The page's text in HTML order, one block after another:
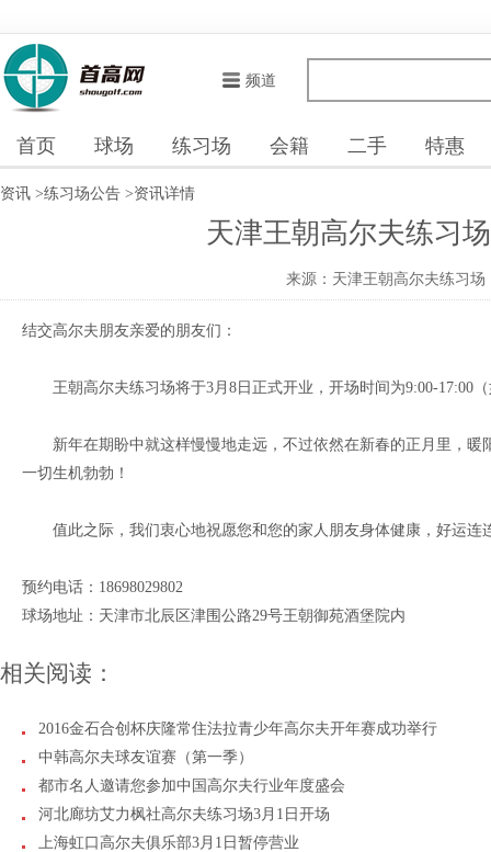
频道
首页 球场 练习场 会籍 二手 特惠
资讯 >练习场公告 >资讯详情
天津王朝高尔夫练习
来源：天津王朝高尔夫练习场
结交高尔夫朋友亲爱的朋友们：
王朝高尔夫练习场将于3月8日正式开业，开场时间为9:00-17:00
新年在期盼中就这样慢慢地走远，不过依然在新春的正月里，暖
一切生机勃勃！
值此之际，我们衷心地祝愿您和您的家人朋友身体健康，好运连
预约电话：18698029802
球场地址：天津市北辰区津围公路29号王朝御苑酒堡院内
相关阅读：
2016金石合创杯庆隆常住法拉青少年高尔夫开年赛成功举行
中韩高尔夫球友谊赛（第一季）
都市名人邀请您参加中国高尔夫行业年度盛会
河北廊坊艾力枫社高尔夫练习场3月1日开场
上海虹口高尔夫俱乐部3月1日暂停营业